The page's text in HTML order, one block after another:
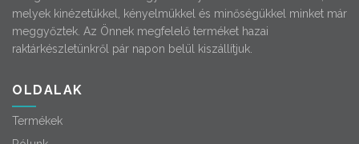
melyek kinézetükkel, kényelmükkel és minőségükkel minket már
meggyőztek. Az Önnek megfelelő terméket hazai
raktárkészletünkről pár napon belül kiszállítjuk.
OLDALAK
Termékek